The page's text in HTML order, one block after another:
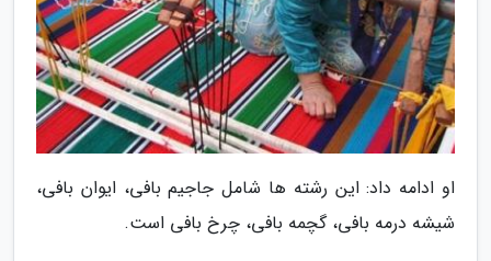
او ادامه داد: این رشته ها شامل جاجیم بافی، ایوان بافی،
شیشه درمه بافی، گچمه بافی، چرخ بافی است.